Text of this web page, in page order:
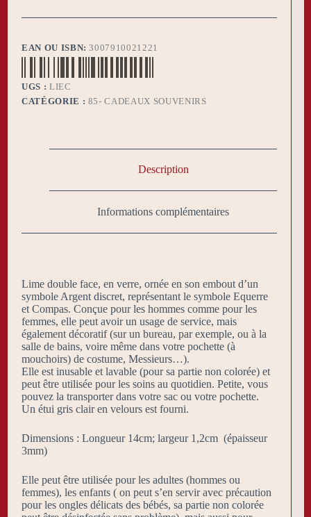
Compas
EAN OU ISBN:3007910021221
UGS : LIEC
CATÉGORIE : 85- CADEAUX SOUVENIRS
Description
Informations complémentaires
Lime double face, en verre, ornée en son embout d’un
symbole Argent discret, représentant le symbole Equerre
et Compas. Conçue pour les hommes comme pour les
femmes, elle peut avoir un usage de service, mais
également décoratif (sur un bureau, par exemple, ou à la
salle de bains, voire même dans votre pochette (à
mouchoirs) de costume, Messieurs…).
Elle est inusable et lavable (pour sa partie non colorée) et
peut être utilisée pour les soins au quotidien. Petite, vous
pouvez la transporter dans votre sac ou votre pochette.
Un étui gris clair en velours est fourni.
Dimensions : Longueur 14cm; largeur 1,2cm (épaisseur
3mm)
Elle peut être utilisée pour les adultes (hommes ou
femmes), les enfants ( on peut s’en servir avec précaution
pour les ongles délicats des bébés, sa partie non colorée